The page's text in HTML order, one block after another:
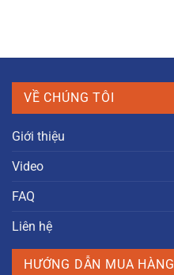
VỀ CHÚNG TÔI
Giới thiệu
Video
FAQ
Liên hệ
HƯỚNG DẪN MUA HÀNG